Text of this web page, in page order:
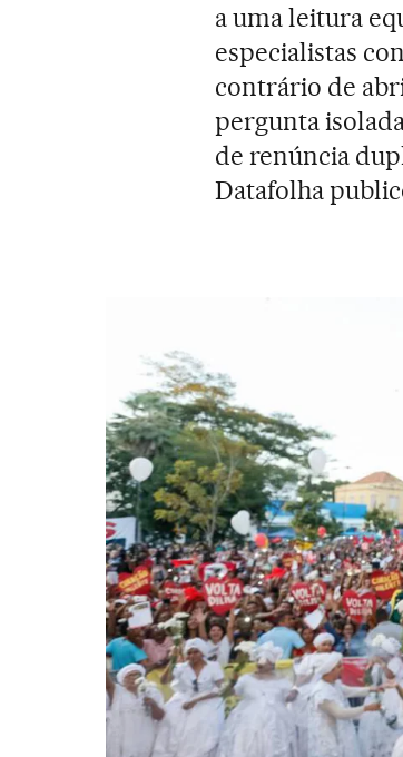
a uma leitura
especialistas
contrário de
pergunta
de renúncia
Datafolha